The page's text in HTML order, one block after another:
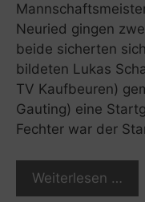
Neuried gingen
beide sicherten
bildeten Lukas
TV Kaufbeuren)
Gauting) eine
Fechter war der
Weiterlesen …